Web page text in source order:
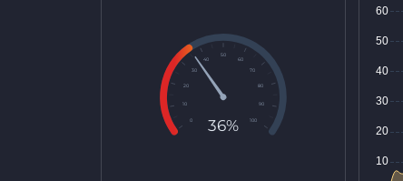
0
10
20
30
40
50
60
70
80
90
100
36%